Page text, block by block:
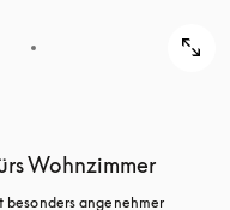
Wohnzimmer
besonders angenehmer